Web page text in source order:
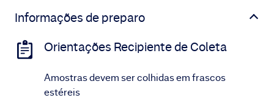
Informações de preparo
Orientações Recipiente de Coleta
Amostras devem ser colhidas em frascos
estéreis